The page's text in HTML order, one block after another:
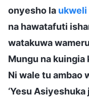
onyesho la ukweli
na hawatafuti
watakuwa
Mungu na kuingia
Ni wale tu ambao
‘Yesu